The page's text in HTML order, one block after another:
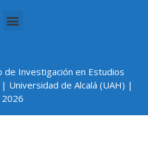
Investigación en Estudios
Universidad de Alcalá (UAH) |
2026